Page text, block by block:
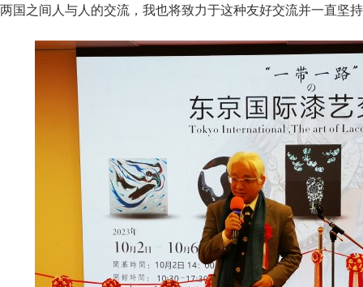
两国之间人与人的交流，我也将致力于这种友好交流并一直坚